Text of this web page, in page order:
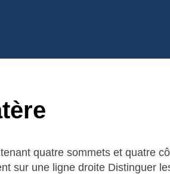
quatre sommets et quatre
sur une ligne droite Distinguer